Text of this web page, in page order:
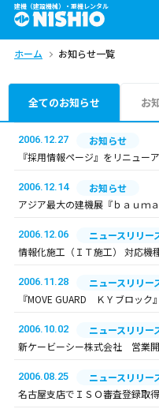
建機（建設機械）・重機レンタル
商品一覧
問合せ依頼リスト
エ
ホーム お知らせ一覧
全てのお知らせ お
2006.12.27
お知らせ
『採用情報ページ』をリニュー
2006.12.14
お知らせ
アジア最大の建機展『ｂａｕｍ
2006.12.06
ニュースリリー
情報化施工（ＩＴ施工） 対応機
2006.11.28
ニュースリリー
『MOVE GUARD ＫＹブロック
2006.10.02
ニュースリリー
新ケービーシー株式会社 営業開
2006.08.25
ニュースリリー
名古屋支店でＩＳＯ審査登録取得